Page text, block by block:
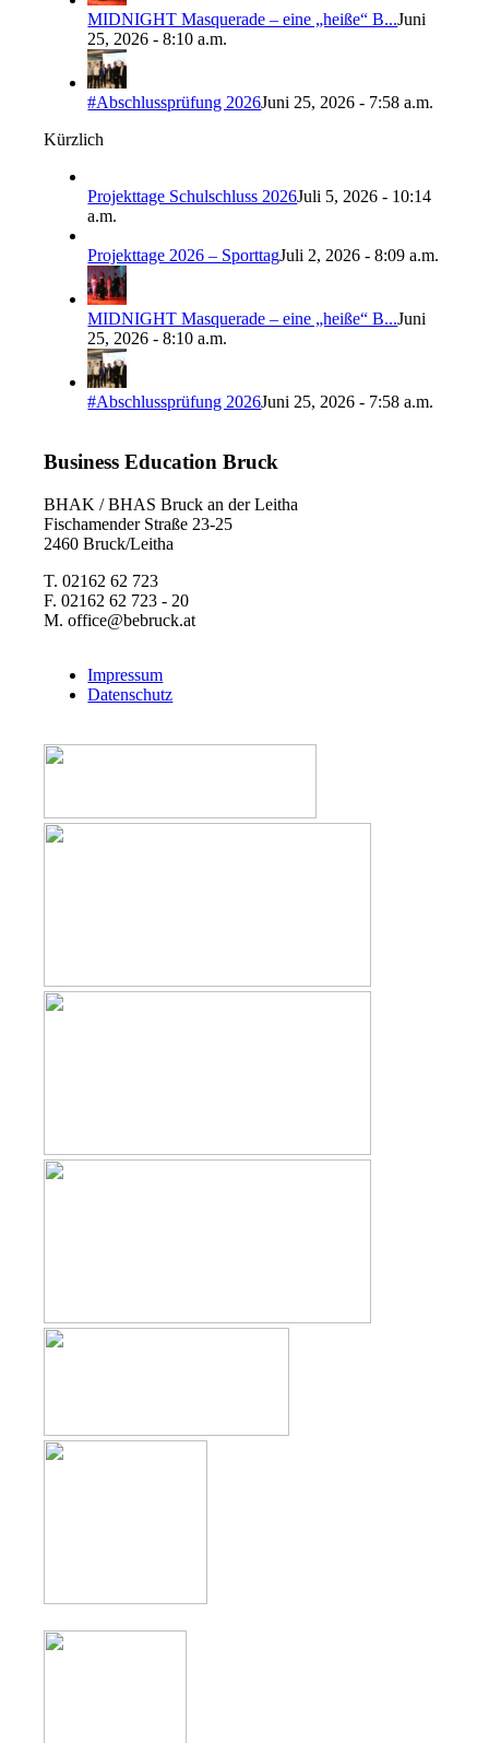
MIDNIGHT Masquerade – eine „heiße“ B...Juni
25, 2026 - 8:10 a.m.
#Abschlussprüfung 2026Juni 25, 2026 - 7:58 a.m.
Kürzlich
Projekttage Schulschluss 2026Juli 5, 2026 - 10:14
a.m.
Projekttage 2026 – SporttagJuli 2, 2026 - 8:09 a.m.
MIDNIGHT Masquerade – eine „heiße“ B...Juni
25, 2026 - 8:10 a.m.
#Abschlussprüfung 2026Juni 25, 2026 - 7:58 a.m.
Business Education Bruck
BHAK / BHAS Bruck an der Leitha
Fischamender Straße 23-25
2460 Bruck/Leitha
T. 02162 62 723
F. 02162 62 723 - 20
M. office@bebruck.at
Impressum
Datenschutz